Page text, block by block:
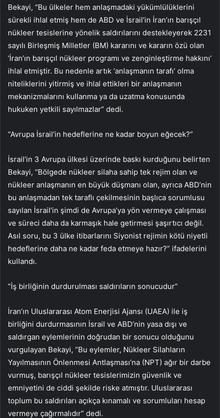
Bekayi, “Bu ülkeler hem anlaşmadaki yükümlülüklerini
sürekli ihlal etmiş hem de ABD ve İsrail’in İran’ın barışçıl
nükleer tesislerine yönelik saldırılarını destekleyerek 2231
sayılı Birleşmiş Milletler (BM) kararını ve kararın özü olan
‘İran’ın barışçıl nükleer programı ve zenginleştirme hakkını’
ihlal etmiştir. Bu nedenle artık ‘anlaşmanın tarafı’ olma
niteliklerini yitirmiş ve ihlal ettikleri bir anlaşmanın
mekanizmalarını kullanma ya da uzatma konusunda
hukuken yetkili sayılmazlar” dedi.
“Avrupa İsrail’in hedeflerine ne kadar boyun eğecek?”
İsrail’in 3 Avrupa ülkesi üzerinde baskı kurduğunu belirten
Bekayi, “Bölgede nükleer silaha sahip tek rejim olan ve
nükleer anlaşmanın en büyük düşmanı olan, ayrıca ABD’nin
bu anlaşmadan tek taraflı çekilmesinin başlıca sorumlusu
sayılan İsrail’in şimdi de Avrupa’ya yön vermeye çalışması
ve süreci daha da karmaşık hale getirmesi şaşırtıcı değil.
Asıl soru, bu 3 ülke itibarlarını Siyonist rejimin kötü niyetli
hedeflerine daha ne kadar feda etmeye hazır?” ifadelerini
kullandı.
“İş birliğinin durdurulması saldırıların sonucudur”
İran’ın Uluslararası Atom Enerjisi Ajansı (UAEA) ile iş
birliğini durdurmasının İsrail ve ABD’nin yasa dışı ve
saldırgan eylemlerinin doğrudan bir sonucu olduğunu
vurgulayan Bekayi, “Bu eylemler, Nükleer Silahların
Yayılmasının Önlenmesi Antlaşması’na (NPT) ağır bir darbe
vurmuş, barışçıl nükleer tesislerimizin güvenlik ve
emniyetini de ciddi şekilde riske atmıştır. Uluslararası
toplum bu saldırıları açıkça kınamalı ve sorumluları hesap
vermeye çağırmalıdır” dedi.